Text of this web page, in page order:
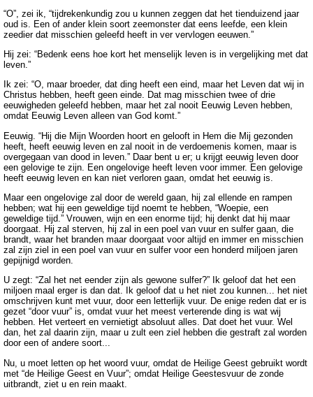
“O”, zei ik, “tijdrekenkundig zou u kunnen zeggen dat het tienduizend jaar
oud is. Een of ander klein soort zeemonster dat eens leefde, een klein
zeedier dat misschien geleefd heeft in ver vervlogen eeuwen.”
Hij zei: “Bedenk eens hoe kort het menselijk leven is in vergelijking met dat
leven.”
Ik zei: “O, maar broeder, dat ding heeft een eind, maar het Leven dat wij in
Christus hebben, heeft geen einde. Dat mag misschien twee of drie
eeuwigheden geleefd hebben, maar het zal nooit Eeuwig Leven hebben,
omdat Eeuwig Leven alleen van God komt.”
Eeuwig. “Hij die Mijn Woorden hoort en gelooft in Hem die Mij gezonden
heeft, heeft eeuwig leven en zal nooit in de verdoemenis komen, maar is
overgegaan van dood in leven.” Daar bent u er; u krijgt eeuwig leven door
een gelovige te zijn. Een ongelovige heeft leven voor immer. Een gelovige
heeft eeuwig leven en kan niet verloren gaan, omdat het eeuwig is.
Maar een ongelovige zal door de wereld gaan, hij zal ellende en rampen
hebben; wat hij een geweldige tijd noemt te hebben, “Woepie, een
geweldige tijd.” Vrouwen, wijn en een enorme tijd; hij denkt dat hij maar
doorgaat. Hij zal sterven, hij zal in een poel van vuur en sulfer gaan, die
brandt, waar het branden maar doorgaat voor altijd en immer en misschien
zal zijn ziel in een poel van vuur en sulfer voor een honderd miljoen jaren
gepijnigd worden.
U zegt: “Zal het net eender zijn als gewone sulfer?” Ik geloof dat het een
miljoen maal erger is dan dat. Ik geloof dat u het niet zou kunnen... het niet
omschrijven kunt met vuur, door een letterlijk vuur. De enige reden dat er is
gezet “door vuur” is, omdat vuur het meest verterende ding is wat wij
hebben. Het verteert en vernietigt absoluut alles. Dat doet het vuur. Wel
dan, het zal daarin zijn, maar u zult een ziel hebben die gestraft zal worden
door een of andere soort...
Nu, u moet letten op het woord vuur, omdat de Heilige Geest gebruikt wordt
met “de Heilige Geest en Vuur”; omdat Heilige Geestesvuur de zonde
uitbrandt, ziet u en rein maakt.